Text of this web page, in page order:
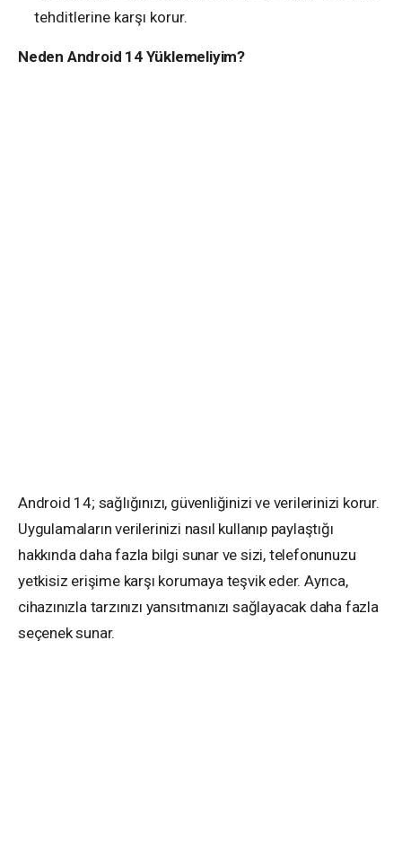
tehditlerine karşı korur.
Neden Android 14 Yüklemeliyim?
Android 14; sağlığınızı, güvenliğinizi ve verilerinizi korur.
Uygulamaların verilerinizi nasıl kullanıp paylaştığı
hakkında daha fazla bilgi sunar ve sizi, telefonunuzu
yetkisiz erişime karşı korumaya teşvik eder. Ayrıca,
cihazınızla tarzınızı yansıtmanızı sağlayacak daha fazla
seçenek sunar.